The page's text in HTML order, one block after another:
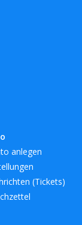
anlegen
(Tickets)